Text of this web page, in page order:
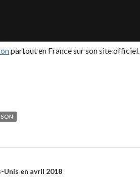
partout en France sur son site officiel.
SON
en avril 2018